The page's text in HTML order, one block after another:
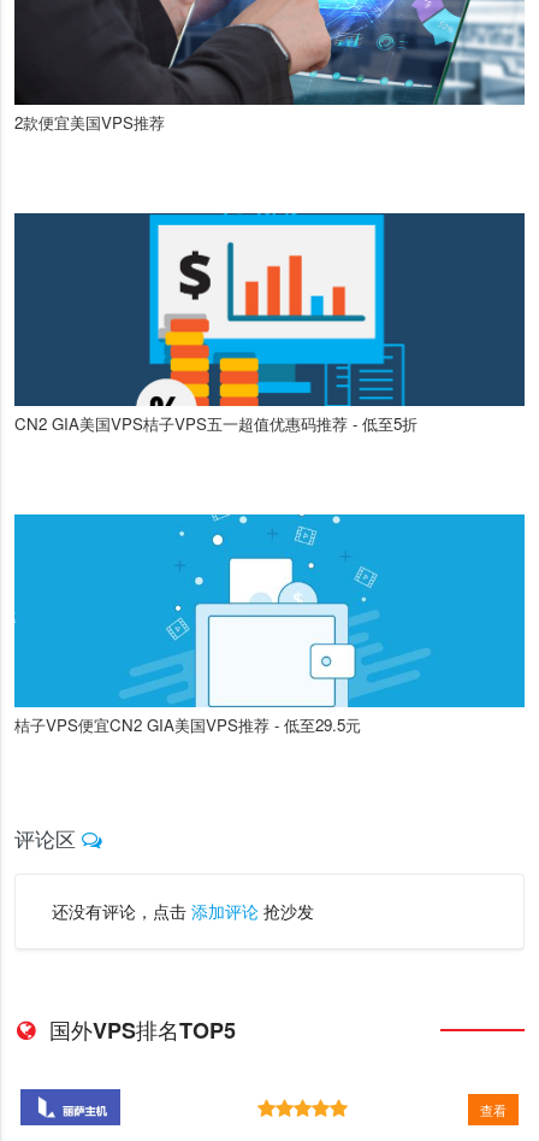
2款便宜美国VPS推荐
CN2 GIA美国VPS桔子VPS五一超值优惠码推荐 - 低至5折
桔子VPS便宜CN2 GIA美国VPS推荐 - 低至29.5元
评论区
还没有评论，点击 添加评论抢沙发
国外VPS排名TOP5
查看